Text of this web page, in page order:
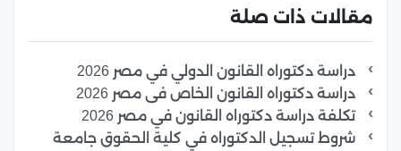
مقالات ذات صلة
دراسة دكتوراه القانون الدولي في مصر 2026
دراسة دكتوراه القانون الخاص فى مصر 2026
تكلفة دراسة دكتوراه القانون في مصر 2026
شروط تسجيل الدكتوراه في كلية الحقوق جامعة